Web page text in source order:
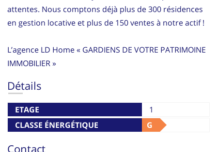
attentes. Nous comptons déjà plus de 300 résidences
en gestion locative et plus de 150 ventes à notre actif !
L’agence LD Home « GARDIENS DE VOTRE PATRIMOINE
IMMOBILIER »
Détails
ETAGE
1
CLASSE ÉNERGÉTIQUE
G
Contact